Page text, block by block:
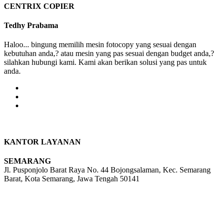
CENTRIX COPIER
Tedhy Prabama
Haloo... bingung memilih mesin fotocopy yang sesuai dengan
kebutuhan anda,? atau mesin yang pas sesuai dengan budget anda,?
silahkan hubungi kami. Kami akan berikan solusi yang pas untuk
anda.
KANTOR LAYANAN
SEMARANG
Jl. Pusponjolo Barat Raya No. 44 Bojongsalaman, Kec. Semarang
Barat, Kota Semarang, Jawa Tengah 50141